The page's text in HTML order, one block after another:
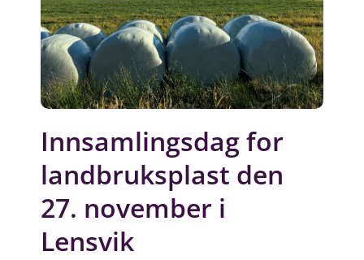
Innsamlingsdag for
landbruksplast den
27. november i
Lensvik